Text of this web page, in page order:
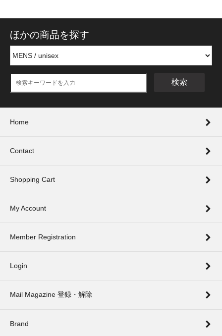
ほかの商品を探す
検索
Home
Contact
Shopping Cart
My Account
Member Registration
Login
Mail Magazine 登録・解除
Brand